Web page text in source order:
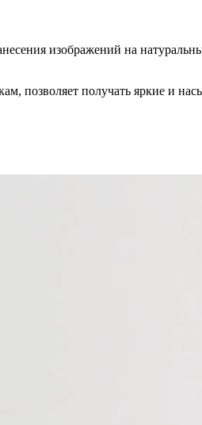
изображений на
позволяет получать яркие и